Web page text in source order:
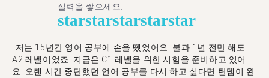
실력을 쌓으세요.
starstarstarstarstar
"저는 15년간 영어 공부에 손을 뗐었어요. 불과 1년 전만 해도
A2 레벨이었죠. 지금은 C1 레벨을 위한 시험을 준비하고 있어
요! 오랜 시간 중단했던 언어 공부를 다시 하고 싶다면 탄뎀이 완